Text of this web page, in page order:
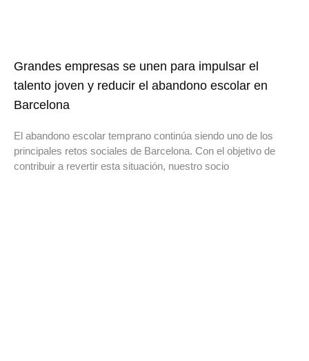
Grandes empresas se unen para impulsar el
talento joven y reducir el abandono escolar en
Barcelona
El abandono escolar temprano continúa siendo uno de los
principales retos sociales de Barcelona. Con el objetivo de
contribuir a revertir esta situación, nuestro socio